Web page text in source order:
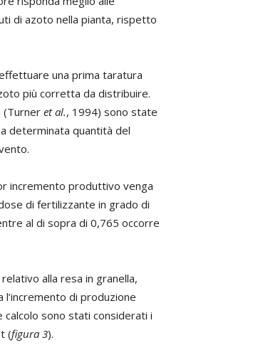
di azoto nella pianta, rispetto
una prima taratura
più corretta da distribuire.
(Turner et al., 1994) sono state
determinata quantità del
incremento produttivo venga
di fertilizzante in grado di
al di sopra di 0,765 occorre
alla resa in granella,
di produzione
sono stati considerati i
(figura 3).